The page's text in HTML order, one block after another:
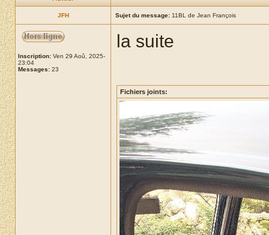
JFH Sujet du message: 11BL de Jean François
Inscription: Ven 29 Aoû, 2025-
23:04
Messages: 23
la suite
Fichiers joints: